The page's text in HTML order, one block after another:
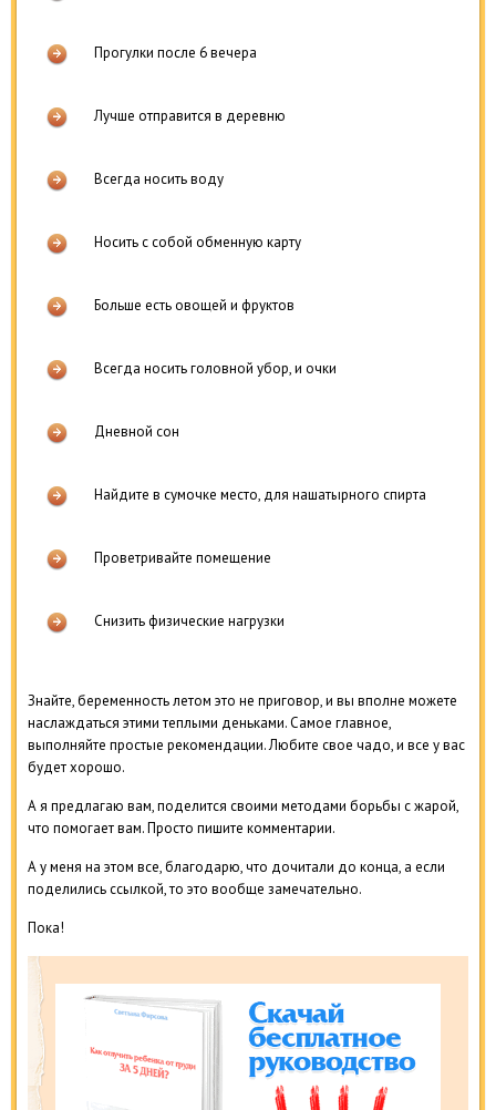
Прогулки после 6 вечера
Лучше отправится в деревню
Всегда носить воду
Носить с собой обменную карту
Больше есть овощей и фруктов
Всегда носить головной убор, и очки
Дневной сон
Найдите в сумочке место, для нашатырного спирта
Проветривайте помещение
Снизить физические нагрузки
Знайте, беременность летом это не приговор, и вы вполне можете
наслаждаться этими теплыми деньками. Самое главное,
выполняйте простые рекомендации. Любите свое чадо, и все у вас
будет хорошо.
А я предлагаю вам, поделится своими методами борьбы с жарой,
что помогает вам. Просто пишите комментарии.
А у меня на этом все, благодарю, что дочитали до конца, а если
поделились ссылкой, то это вообще замечательно.
Пока!